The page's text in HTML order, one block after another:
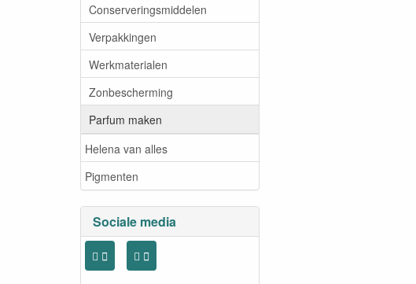
Conserveringsmiddelen
Verpakkingen
Werkmaterialen
Zonbescherming
Parfum maken
Helena van alles
Pigmenten
Sociale media